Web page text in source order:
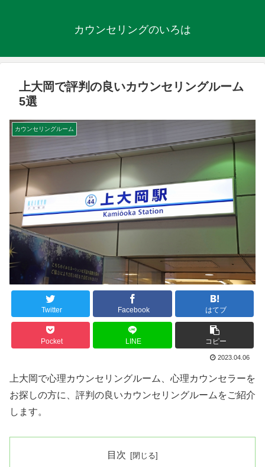
カウンセリングのいろは
上大岡で評判の良いカウンセリングルーム
5選
カウンセリングルーム
Twitter Facebook はてブ
Pocket LINE コピー
2023.04.06
上大岡で心理カウンセリングルーム、心理カウンセラーを
お探しの方に、評判の良いカウンセリングルームをご紹介
します。
目次